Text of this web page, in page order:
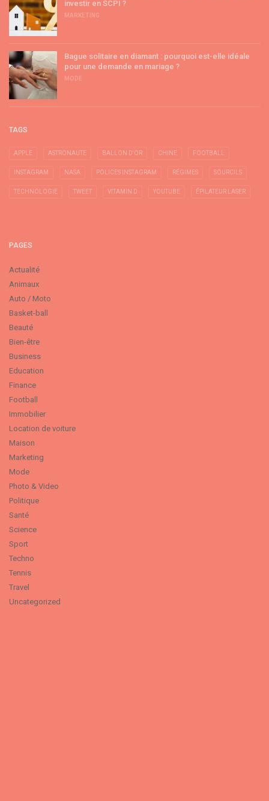
investir en SCPI ?
MARKETING
Bague solitaire en diamant : pourquoi est-elle idéale
pour une demande en mariage ?
MODE
TAGS
APPLE ASTRONAUTE BALLON D'OR CHINE FOOTBALL
INSTAGRAM NASA POLICES INSTAGRAM RÉGIMES SOURCILS
TECHNOLOGIE TWEET VITAMIN D YOUTUBE ÉPILATEUR LASER
PAGES
Actualité
Animaux
Auto / Moto
Basket-ball
Beauté
Bien-être
Business
Education
Finance
Football
Immobilier
Location de voiture
Maison
Marketing
Mode
Photo & Video
Politique
Santé
Science
Sport
Techno
Tennis
Travel
Uncategorized